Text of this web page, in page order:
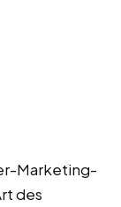
Marketing-
des